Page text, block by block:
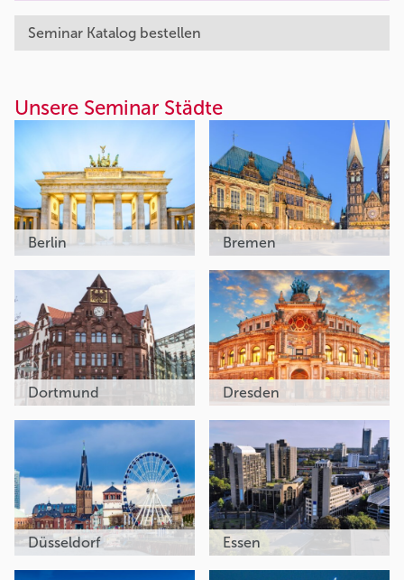
Seminar Katalog bestellen
Unsere Seminar Städte
Berlin Bremen
Dortmund Dresden
Düsseldorf Essen